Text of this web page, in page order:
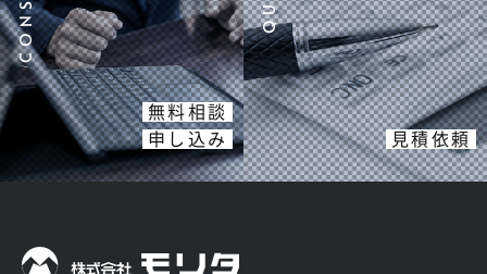
無料相談
申し込み
見積依頼